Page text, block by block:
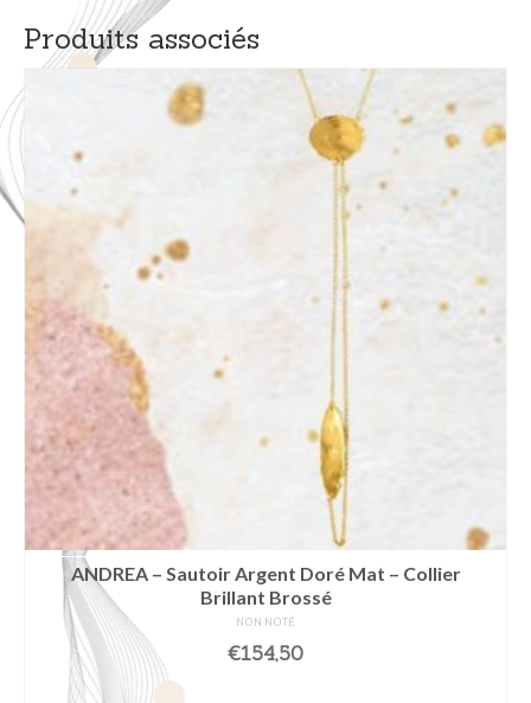
Produits associés
ANDREA – Sautoir Argent Doré Mat – Collier
Brillant Brossé
NON NOTÉ
€154,50
AJOUTER AU PANIER